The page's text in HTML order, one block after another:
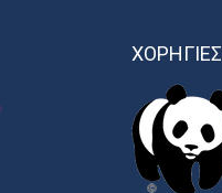
ΧΟΡΗΓΙΕΣ